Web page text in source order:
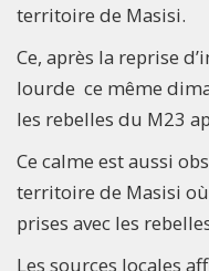
territoire de Masisi.
Ce, après la reprise
lourde ce même
les rebelles du M23
Ce calme est aussi
territoire de Masisi
prises avec les
Les sources locales